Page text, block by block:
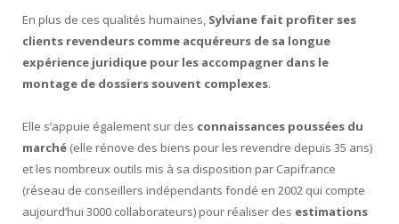
En plus de ces qualités humaines, Sylviane fait profiter ses
clients revendeurs comme acquéreurs de sa longue
expérience juridique pour les accompagner dans le
montage de dossiers souvent complexes.
Elle s’appuie également sur des connaissances poussées du
marché (elle rénove des biens pour les revendre depuis 35 ans)
et les nombreux outils mis à sa disposition par Capifrance
(réseau de conseillers indépendants fondé en 2002 qui compte
aujourd’hui 3000 collaborateurs) pour réaliser des estimations